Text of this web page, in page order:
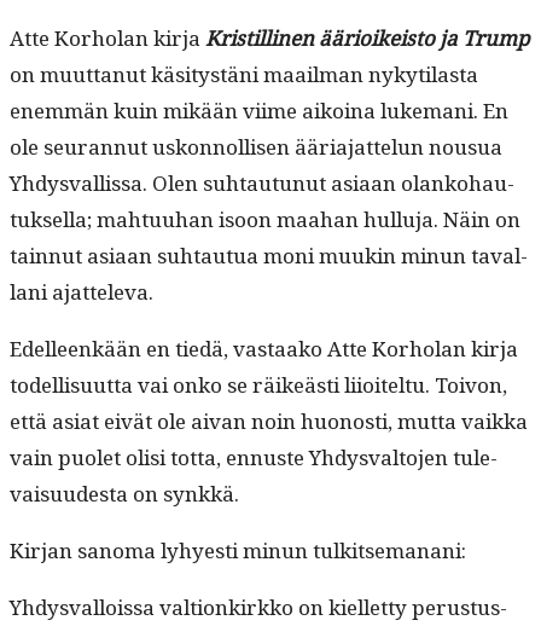
Atte Korholan kir­ja Kris­till­i­nen ääri­oikeis­to ja Trump
on muut­tanut käsi­tys­täni maail­man nykyti­las­ta
enem­män kuin mikään viime aikoina luke­mani. En
ole seu­ran­nut uskon­nol­lisen ääri­a­jat­telun nousua
Yhdys­val­lis­sa. Olen suh­tau­tunut asi­aan olanko­hau­
tuk­sel­la; mah­tu­uhan isoon maa­han hul­lu­ja. Näin on
tain­nut asi­aan suh­tau­tua moni muukin min­un taval­
lani ajatteleva.
Edelleenkään en tiedä, vas­taako Atte Korholan kir­ja
todel­lisu­ut­ta vai onko se räikeästi liioitel­tu. Toivon,
että asi­at eivät ole aivan noin huonos­ti, mut­ta vaik­ka
vain puo­let olisi tot­ta, ennuste Yhdys­val­to­jen tule­
vaisu­ud­es­ta on synkkä.
Kir­jan sanoma lyhyesti min­un tulkitsemanani:
Yhdys­val­lois­sa val­tionkirkko on kiel­let­ty perus­tus­